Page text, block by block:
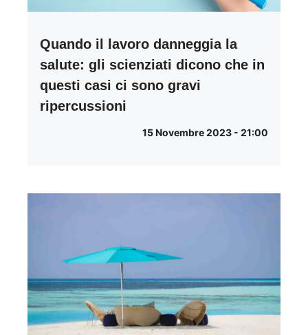
Quando il lavoro danneggia la
salute: gli scienziati dicono che in
questi casi ci sono gravi
ripercussioni
15 Novembre 2023 - 21:00